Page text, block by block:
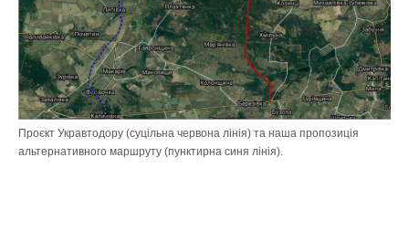
Проєкт Укравтодору (суцільна червона лінія) та наша пропозиція
альтернативного маршруту (пунктирна синя лінія).